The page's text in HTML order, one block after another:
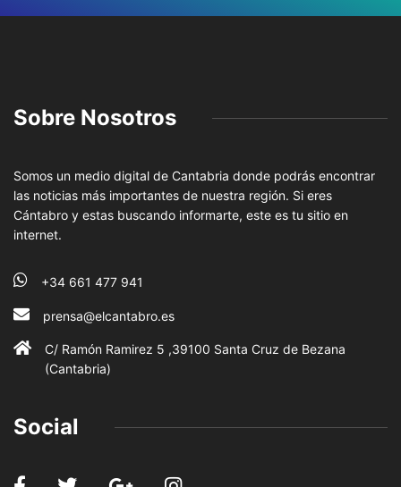
Sobre Nosotros
Somos un medio digital de Cantabria donde podrás encontrar
las noticias más importantes de nuestra región. Si eres
Cántabro y estas buscando informarte, este es tu sitio en
internet.
+34 661 477 941
prensa@elcantabro.es
C/ Ramón Ramirez 5 ,39100 Santa Cruz de Bezana
(Cantabria)
Social